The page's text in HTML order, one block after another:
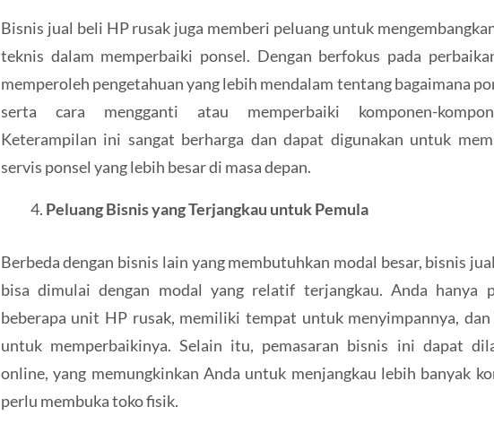
Bisnis jual beli HP rusak juga memberi peluang untuk
teknis dalam memperbaiki ponsel. Dengan berfokus pada
memperoleh pengetahuan yang lebih mendalam tentang bagaimana
serta cara mengganti atau memperbaiki komponen-
Keterampilan ini sangat berharga dan dapat digunakan untuk
servis ponsel yang lebih besar di masa depan.
Peluang Bisnis yang Terjangkau untuk Pemula
Berbeda dengan bisnis lain yang membutuhkan modal besar, bisnis
bisa dimulai dengan modal yang relatif terjangkau. Anda hanya
beberapa unit HP rusak, memiliki tempat untuk menyimpannya, dan
untuk memperbaikinya. Selain itu, pemasaran bisnis ini dapat
online, yang memungkinkan Anda untuk menjangkau lebih banyak
perlu membuka toko fisik.